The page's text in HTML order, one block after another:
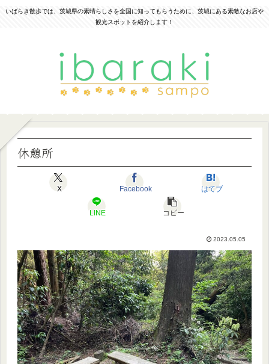
いばらき散歩では、茨城県の素晴らしさを全国に知ってもらうために、茨城にある素敵なお店や
観光スポットを紹介します！
休憩所
X Facebook はてブ
LINE コピー
2023.05.05